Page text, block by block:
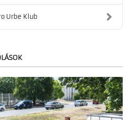
Urbe Klub